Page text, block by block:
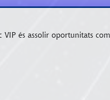
és assolir oportunitats